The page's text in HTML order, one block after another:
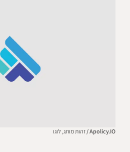
Apolicy.IO / זהות מותג, לוגו